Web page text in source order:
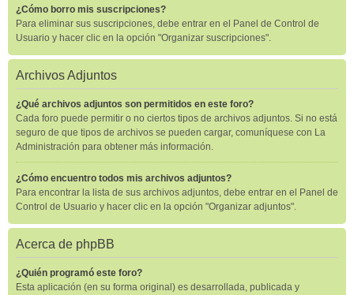
¿Cómo borro mis suscripciones?
Para eliminar sus suscripciones, debe entrar en el Panel de Control de
Usuario y hacer clic en la opción "Organizar suscripciones".
Archivos Adjuntos
¿Qué archivos adjuntos son permitidos en este foro?
Cada foro puede permitir o no ciertos tipos de archivos adjuntos. Si no está
seguro de que tipos de archivos se pueden cargar, comuníquese con La
Administración para obtener más información.
¿Cómo encuentro todos mis archivos adjuntos?
Para encontrar la lista de sus archivos adjuntos, debe entrar en el Panel de
Control de Usuario y hacer clic en la opción "Organizar adjuntos".
Acerca de phpBB
¿Quién programó este foro?
Esta aplicación (en su forma original) es desarrollada, publicada y